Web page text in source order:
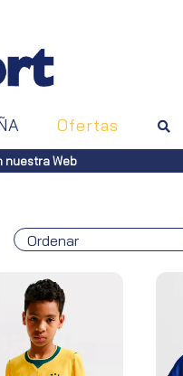
Ofertas
pedidos superiores a 100€)